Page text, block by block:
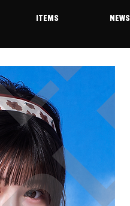
ITEMS NEWS